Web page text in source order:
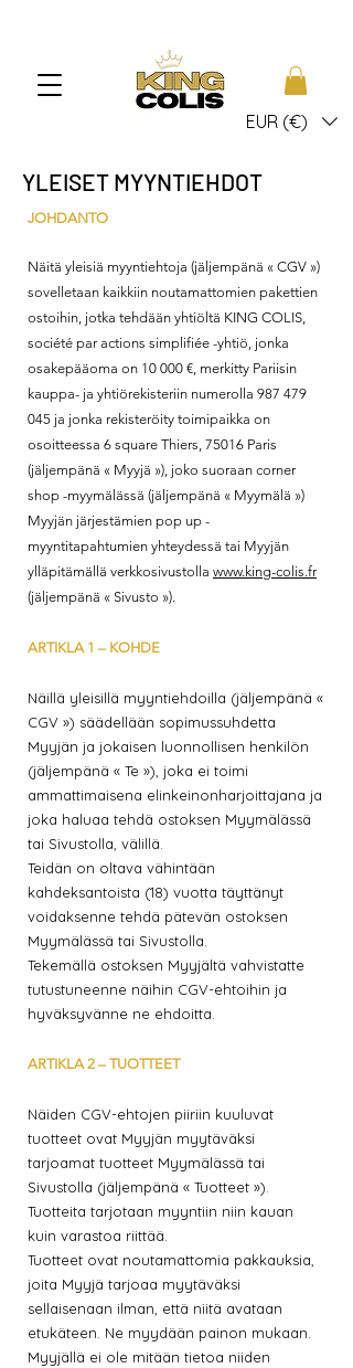
EUR (€)
YLEISET MYYNTIEHDOT
JOHDANTO
Näitä yleisiä myyntiehtoja (jäljempänä « CGV »)
sovelletaan kaikkiin noutamattomien pakettien
ostoihin, jotka tehdään yhtiöltä KING COLIS,
société par actions simplifiée -yhtiö, jonka
osakepääoma on 10 000 €, merkitty Pariisin
kauppa- ja yhtiörekisteriin numerolla 987 479
045 ja jonka rekisteröity toimipaikka on
osoitteessa 6 square Thiers, 75016 Paris
(jäljempänä « Myyjä »), joko suoraan corner
shop -myymälässä (jäljempänä « Myymälä »)
Myyjän järjestämien pop up -
myyntitapahtumien yhteydessä tai Myyjän
ylläpitämällä verkkosivustolla www.king-colis.fr
(jäljempänä « Sivusto »).
ARTIKLA 1 – KOHDE
Näillä yleisillä myyntiehdoilla (jäljempänä «
CGV ») säädellään sopimussuhdetta
Myyjän ja jokaisen luonnollisen henkilön
(jäljempänä « Te »), joka ei toimi
ammattimaisena elinkeinonharjoittajana ja
joka haluaa tehdä ostoksen Myymälässä
tai Sivustolla, välillä.
Teidän on oltava vähintään
kahdeksantoista (18) vuotta täyttänyt
voidaksenne tehdä pätevän ostoksen
Myymälässä tai Sivustolla.
Tekemällä ostoksen Myyjältä vahvistatte
tutustuneenne näihin CGV-ehtoihin ja
hyväksyvänne ne ehdoitta.
ARTIKLA 2 – TUOTTEET
Näiden CGV-ehtojen piiriin kuuluvat
tuotteet ovat Myyjän myytäväksi
tarjoamat tuotteet Myymälässä tai
Sivustolla (jäljempänä « Tuotteet »).
Tuotteita tarjotaan myyntiin niin kauan
kuin varastoa riittää.
Tuotteet ovat noutamattomia pakkauksia,
joita Myyjä tarjoaa myytäväksi
sellaisenaan ilman, että niitä avataan
etukäteen. Ne myydään painon mukaan.
Myyjällä ei ole mitään tietoa niiden